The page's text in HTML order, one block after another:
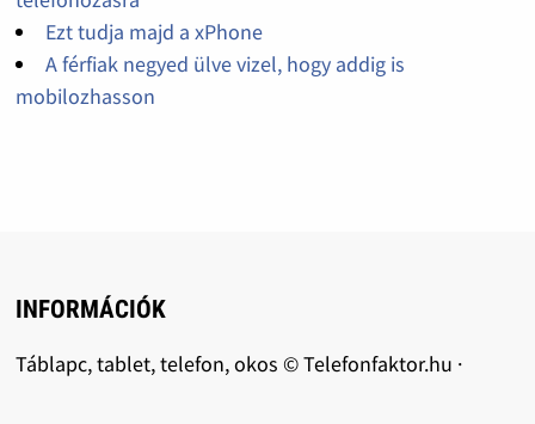
Ezt tudja majd a xPhone
A férfiak negyed ülve vizel, hogy addig is
mobilozhasson
INFORMÁCIÓK
Táblapc, tablet, telefon, okos © Telefonfaktor.hu ·